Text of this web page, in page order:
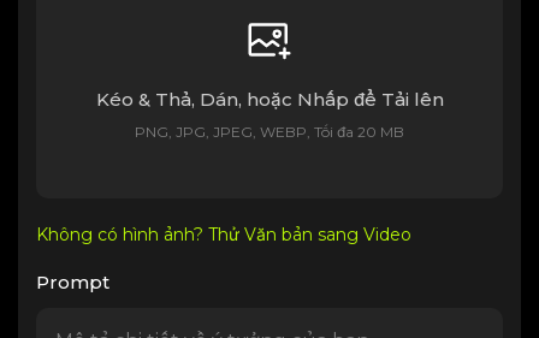
Kéo & Thả, Dán, hoặc Nhấp để Tải lên
PNG, JPG, JPEG, WEBP, Tối đa 20 MB
Không có hình ảnh? Thử Văn bản sang Video
Prompt